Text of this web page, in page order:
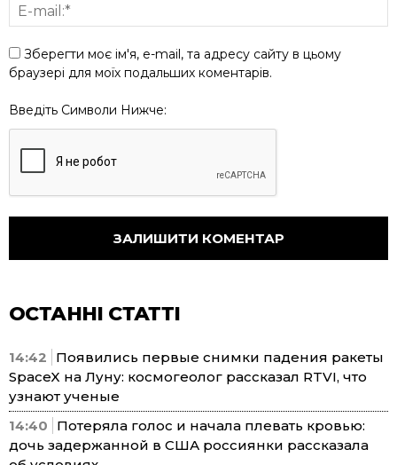
Зберегти моє ім'я, e-mail, та адресу сайту в цьому
браузері для моїх подальших коментарів.
Введіть Символи Нижче:
ОСТАННІ СТАТТІ
14:42
Появились первые снимки падения ракеты
SpaceX на Луну: космогеолог рассказал RTVI, что
узнают ученые
14:40
Потеряла голос и начала плевать кровью:
дочь задержанной в США россиянки рассказала